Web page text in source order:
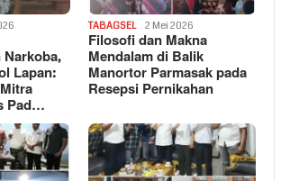
Lapan:
Pad…
TABAGSEL 2 Mei 2026
Filosofi dan Makna
Mendalam di Balik
Manortor Parmasak pada
Resepsi Pernikahan